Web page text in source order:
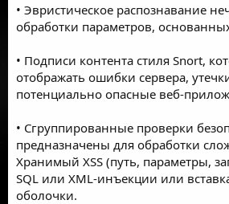
• Эвристическое распознавание
обработки параметров,
• Подписи контента стиля Snort,
отображать ошибки сервера,
потенциально опасные веб-
• Сгруппированные проверки
предназначены для обработки
Хранимый XSS (путь, параметры,
SQL или XML-инъекции или
оболочки.